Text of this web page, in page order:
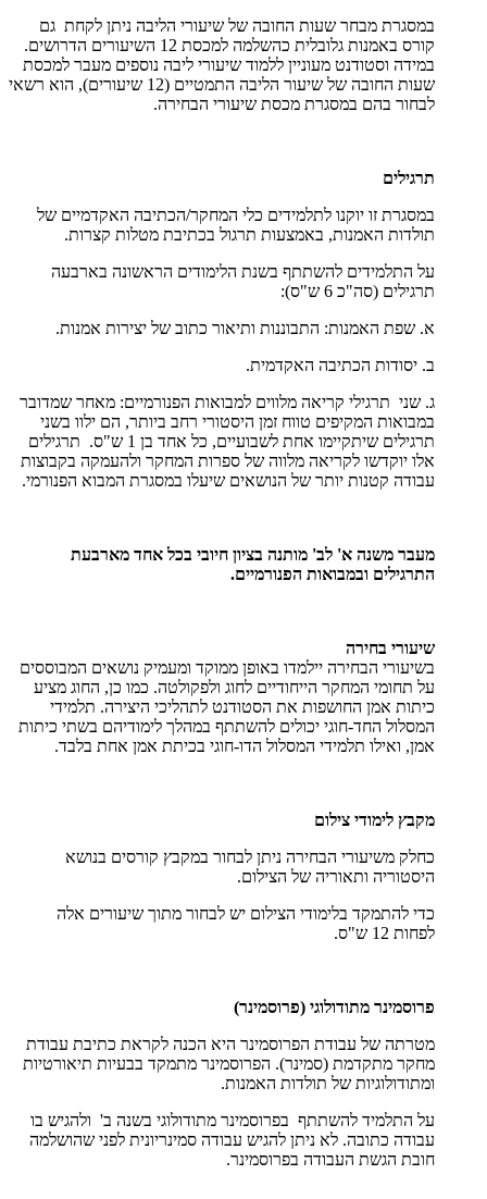
במסגרת מבחר שעות החובה של שיעורי הליבה ניתן לקחת גם
קורס באמנות גלובלית כהשלמה למכסת 12 השיעורים הדרושים.
במידה וסטודנט מעוניין ללמוד שיעורי ליבה נוספים מעבר למכסת
שעות החובה של שיעור הליבה התמטיים (12 שיעורים), הוא רשאי
לבחור בהם במסגרת מכסת שיעורי הבחירה.
תרגילים
במסגרת זו יוקנו לתלמידים כלי המחקר/הכתיבה האקדמיים של
תולדות האמנות, באמצעות תרגול בכתיבת מטלות קצרות.
על התלמידים להשתתף בשנת הלימודים הראשונה בארבעה
תרגילים (סה"כ 6 ש"ס):
א. שפת האמנות: התבוננות ותיאור כתוב של יצירות אמנות.
ב. יסודות הכתיבה האקדמית.
ג. שני תרגילי קריאה מלווים למבואות הפנורמיים: מאחר שמדובר
במבואות המקיפים טווח זמן היסטורי רחב ביותר, הם ילוו בשני
תרגילים שיתקיימו אחת לשבועיים, כל אחד בן 1 ש"ס. תרגילים
אלו יוקדשו לקריאה מלווה של ספרות המחקר ולהעמקה בקבוצות
עבודה קטנות יותר של הנושאים שיעלו במסגרת המבוא הפנורמי.
מעבר משנה א' לב' מותנה בציון חיובי בכל אחד מארבעת
התרגילים ובמבואות הפנורמיים.
שיעורי בחירה
בשיעורי הבחירה יילמדו באופן ממוקד ומעמיק נושאים המבוססים
על תחומי המחקר הייחודיים לחוג ולפקולטה. כמו כן, החוג מציע
כיתות אמן החושפות את הסטודנט לתהליכי היצירה. תלמידי
המסלול החד-חוגי יכולים להשתתף במהלך לימודיהם בשתי כיתות
אמן, ואילו תלמידי המסלול הדו-חוגי בכיתת אמן אחת בלבד.
מקבץ לימודי צילום
כחלק משיעורי הבחירה ניתן לבחור במקבץ קורסים בנושא
היסטוריה ותאוריה של הצילום.
כדי להתמקד בלימודי הצילום יש לבחור מתוך שיעורים אלה
לפחות 12 ש"ס.
פרוסמינר מתודולוגי (פרוסמינר)
מטרתה של עבודת הפרוסמינר היא הכנה לקראת כתיבת עבודת
מחקר מתקדמת (סמינר). הפרוסמינר מתמקד בבעיות תיאורטיות
ומתודולוגיות של תולדות האמנות.
על התלמיד להשתתף בפרוסמינר מתודולוגי בשנה ב' ולהגיש בו
עבודה כתובה. לא ניתן להגיש עבודה סמינריונית לפני שהושלמה
חובת הגשת העבודה בפרוסמינר.